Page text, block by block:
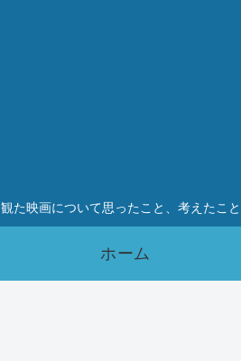
観た映画について思ったこと、考えたこ
ホーム